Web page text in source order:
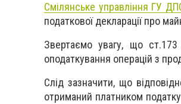
Смілянське управління ГУ
податкової декларації про
Звертаємо увагу, що
оподаткування операцій з
Слід зазначити, що
отриманий платником